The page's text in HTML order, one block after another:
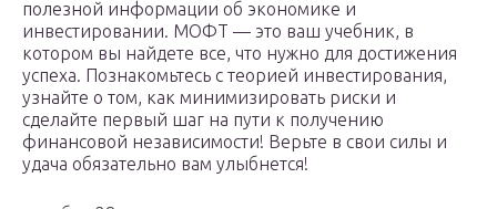
полезной информации об экономике и
инвестировании. МОФТ — это ваш учебник, в
котором вы найдете все, что нужно для достижения
успеха. Познакомьтесь с теорией инвестирования,
узнайте о том, как минимизировать риски и
сделайте первый шаг на пути к получению
финансовой независимости! Верьте в свои силы и
удача обязательно вам улыбнется!